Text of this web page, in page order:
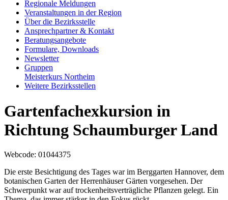
Regionale Meldungen
Veranstaltungen in der Region
Über die Bezirksstelle
Ansprechpartner & Kontakt
Beratungsangebote
Formulare, Downloads
Newsletter
Gruppen
Meisterkurs Northeim
Weitere Bezirksstellen
Gartenfachexkursion in
Richtung Schaumburger Land
Webcode: 01044375
Die erste Besichtigung des Tages war im Berggarten Hannover, dem
botanischen Garten der Herrenhäuser Gärten vorgesehen. Der
Schwerpunkt war auf trockenheitsverträgliche Pflanzen gelegt. Ein